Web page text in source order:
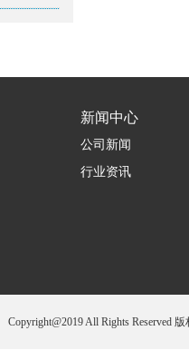
新闻中心
公司新闻
行业资讯
Copyright@2019 All Rights Reserved